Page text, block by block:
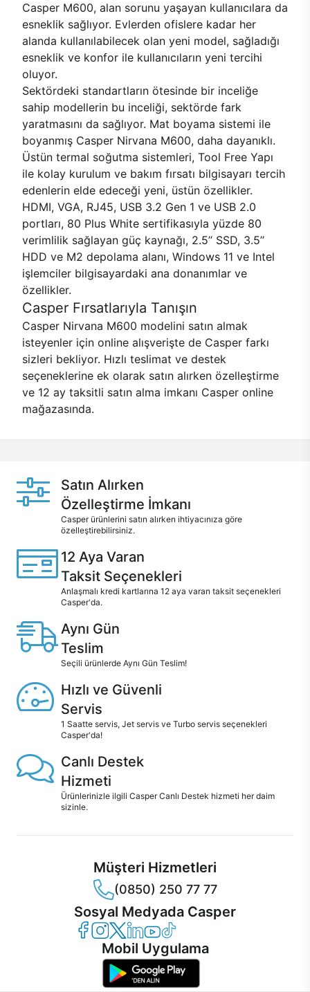
Casper M600, alan sorunu yaşayan kullanıcılara da
esneklik sağlıyor. Evlerden ofislere kadar her
alanda kullanılabilecek olan yeni model, sağladığı
esneklik ve konfor ile kullanıcıların yeni tercihi
oluyor.
Sektördeki standartların ötesinde bir inceliğe
sahip modellerin bu inceliği, sektörde fark
yaratmasını da sağlıyor. Mat boyama sistemi ile
boyanmış Casper Nirvana M600, daha dayanıklı.
Üstün termal soğutma sistemleri, Tool Free Yapı
ile kolay kurulum ve bakım fırsatı bilgisayarı tercih
edenlerin elde edeceği yeni, üstün özellikler.
HDMI, VGA, RJ45, USB 3.2 Gen 1 ve USB 2.0
portları, 80 Plus White sertifikasıyla yüzde 80
verimlilik sağlayan güç kaynağı, 2.5’’ SSD, 3.5’’
HDD ve M2 depolama alanı, Windows 11 ve Intel
işlemciler bilgisayardaki ana donanımlar ve
özellikler.
Casper Fırsatlarıyla Tanışın
Casper Nirvana M600 modelini satın almak
isteyenler için online alışverişte de Casper farkı
sizleri bekliyor. Hızlı teslimat ve destek
seçeneklerine ek olarak satın alırken özelleştirme
ve 12 ay taksitli satın alma imkanı Casper online
mağazasında.
Satın Alırken
Özelleştirme İmkanı
Casper ürünlerini satın alırken ihtiyacınıza göre
özelleştirebilirsiniz.
12 Aya Varan
Taksit Seçenekleri
Anlaşmalı kredi kartlarına 12 aya varan taksit seçenekleri
Casper'da.
Aynı Gün
Teslim
Seçili ürünlerde Aynı Gün Teslim!
Hızlı ve Güvenli
Servis
1 Saatte servis, Jet servis ve Turbo servis seçenekleri
Casper'da!
Canlı Destek
Hizmeti
Ürünlerinizle ilgili Casper Canlı Destek hizmeti her daim
sizinle.
Müşteri Hizmetleri
(0850) 250 77 77
Sosyal Medyada Casper
Casper Facebook
Casper Instagram
Casper Twitter
Casper LinkedIn
Casper YouTube
Casper TikTok
Mobil Uygulama